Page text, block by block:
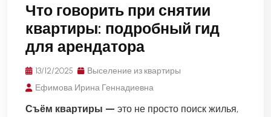
Что говорить при снятии
квартиры: подробный гид
для арендатора
13/12/2025
Выселение из квартиры
Ефимова Ирина Геннадиевна
Съём квартиры — это не просто поиск жилья,